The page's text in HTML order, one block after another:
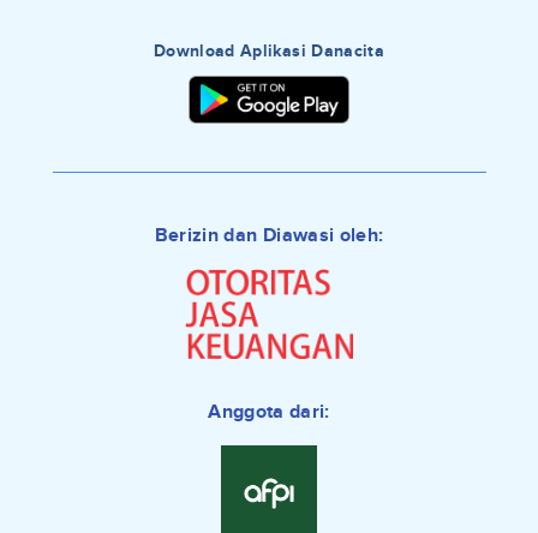
Download Aplikasi Danacita
Berizin dan Diawasi oleh:
Anggota dari: